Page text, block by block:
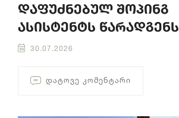
დაფუძნებულ შოპინგ
ასისტენტს წარადგენს
30.07.2026
ᲓᲐᲢᲝᲕᲔ ᲙᲝᲛᲔᲜᲢᲐᲠᲘ